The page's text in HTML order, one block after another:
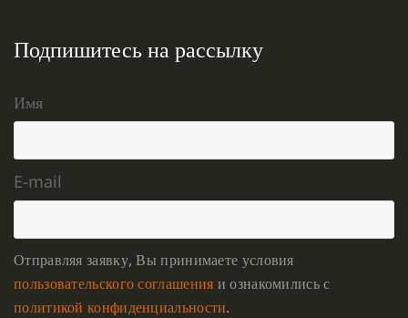
Подпишитесь на рассылку
Имя
E-mail
Отправляя заявку, Вы принимаете условия
пользовательского соглашения и ознакомились с
политикой конфиденциальности.